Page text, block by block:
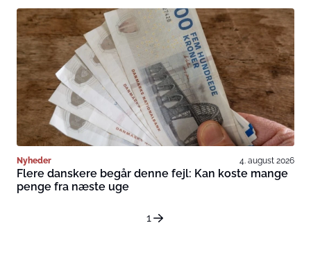
Nyheder 4. august 2026
Flere danskere begår denne fejl: Kan koste mange
penge fra næste uge
1